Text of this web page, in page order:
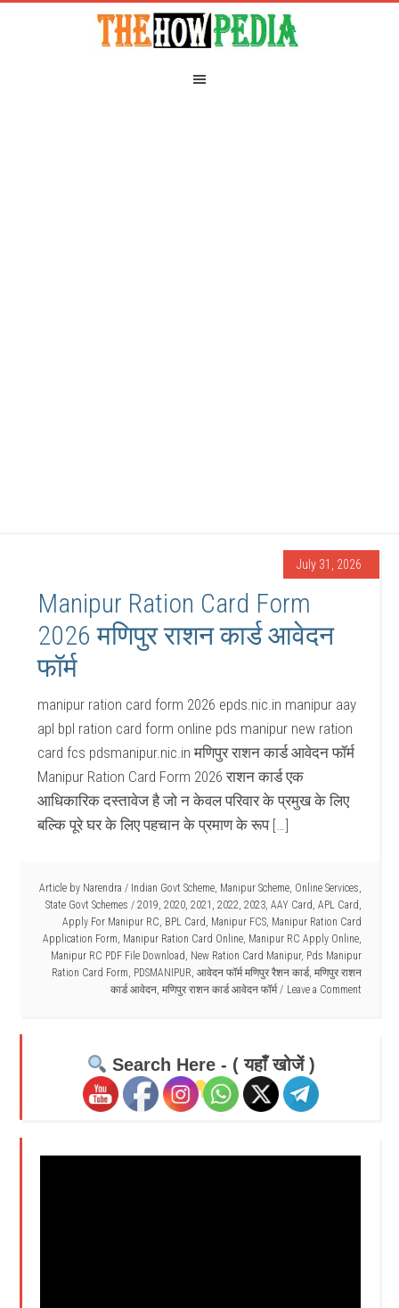
July 31, 2026
Manipur Ration Card Form
2026 मणिपुर राशन कार्ड आवेदन
फॉर्म
manipur ration card form 2026 epds.nic.in manipur aay
apl bpl ration card form online pds manipur new ration
card fcs pdsmanipur.nic.in मणिपुर राशन कार्ड आवेदन फॉर्म
Manipur Ration Card Form 2026 राशन कार्ड एक
आधिकारिक दस्तावेज है जो न केवल परिवार के प्रमुख के लिए
बल्कि पूरे घर के लिए पहचान के प्रमाण के रूप […]
Article by Narendra / Indian Govt Scheme, Manipur Scheme, Online Services,
State Govt Schemes / 2019, 2020, 2021 , 2022, 2023, AAY Card, APL Card,
Apply For Manipur RC, BPL Card, Manipur FCS, Manipur Ration Card
Application Form, Manipur Ration Card Online, Manipur RC Apply Online,
Manipur RC PDF File Download, New Ration Card Manipur, Pds Manipur
Ration Card Form, PDSMANIPUR, आवेदन फॉर्म मणिपुर रैशन कार्ड, मणिपुर राशन
कार्ड आवेदन, मणिपुर राशन कार्ड आवेदन फॉर्म Leave a Comment
Search Here - ( यहाँ खोजें )